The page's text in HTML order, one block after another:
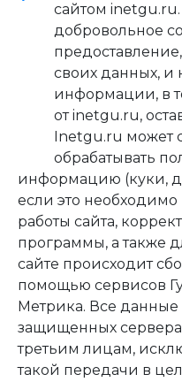
сайтом inetgu.ru.
добровольное
своих данных, и
информации, в
от inetgu.ru,
Inetgu.ru может
обрабатывать
информацию (куки,
если это
работы сайта,
программы, а также
сайте происходит
помощью сервисов
Метрика. Все данные
защищенных
третьим лицам,
такой передачи в